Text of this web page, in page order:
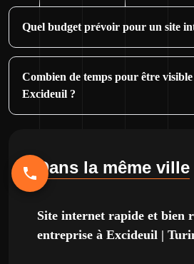
Quel budget prévoir pour un site
Combien de temps pour être
Excideuil ?
Dans la même ville
Site internet rapide et bien
entreprise à Excideuil |